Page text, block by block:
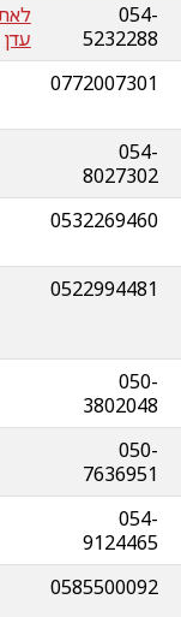
054-
5232288
עדן
0772007301
054-
8027302
0532269460
0522994481
050-
3802048
050-
7636951
054-
9124465
0585500092